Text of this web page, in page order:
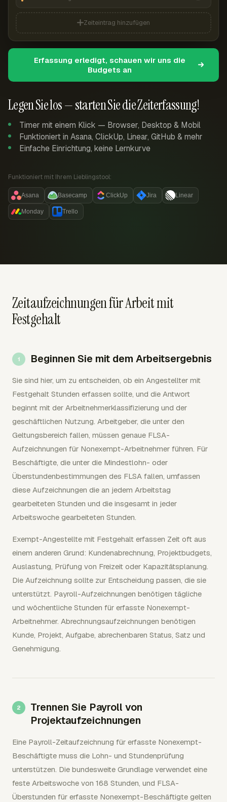
Legen Sie los — starten Sie die Zeiterfassung!
Timer mit einem Klick — Browser, Desktop & Mobil
Funktioniert in Asana, ClickUp, Linear, GitHub & mehr
Einfache Einrichtung, keine Lernkurve
Funktioniert mit Ihrem Lieblingstool:
Asana Basecamp ClickUp Jira Linear
Monday Trello
Zeiteintrag hinzufügen
Erfassung erledigt, schauen wir uns die
Budgets an
Zeitaufzeichnungen für Arbeit mit
Festgehalt
Beginnen Sie mit dem Arbeitsergebnis
Sie sind hier, um zu entscheiden, ob ein Angestellter mit
Festgehalt Stunden erfassen sollte, und die Antwort
beginnt mit der Arbeitnehmerklassifizierung und der
geschäftlichen Nutzung. Arbeitgeber, die unter den
Geltungsbereich fallen, müssen genaue FLSA-
Aufzeichnungen für Nonexempt-Arbeitnehmer führen. Für
Beschäftigte, die unter die Mindestlohn- oder
Überstundenbestimmungen des FLSA fallen, umfassen
diese Aufzeichnungen die an jedem Arbeitstag
gearbeiteten Stunden und die insgesamt in jeder
Arbeitswoche gearbeiteten Stunden.
Exempt-Angestellte mit Festgehalt erfassen Zeit oft aus
einem anderen Grund: Kundenabrechnung, Projektbudgets,
Auslastung, Prüfung von Freizeit oder Kapazitätsplanung.
Die Aufzeichnung sollte zur Entscheidung passen, die sie
unterstützt. Payroll-Aufzeichnungen benötigen tägliche
und wöchentliche Stunden für erfasste Nonexempt-
Arbeitnehmer. Abrechnungsaufzeichnungen benötigen
Kunde, Projekt, Aufgabe, abrechenbaren Status, Satz und
Genehmigung.
Trennen Sie Payroll von
Projektaufzeichnungen
Eine Payroll-Zeitaufzeichnung für erfasste Nonexempt-
Beschäftigte muss die Lohn- und Stundenprüfung
unterstützen. Die bundesweite Grundlage verwendet eine
feste Arbeitswoche von 168 Stunden, und FLSA-
Überstunden für erfasste Nonexempt-Beschäftigte gelten